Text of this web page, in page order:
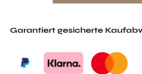
Garantiert gesicherte